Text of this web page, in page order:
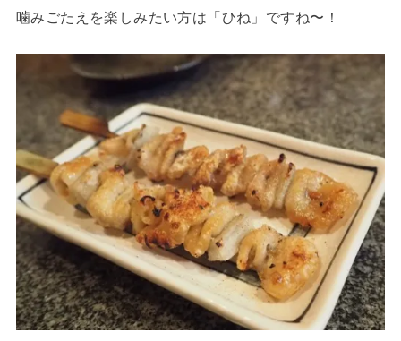
噛みごたえを楽しみたい方は「ひね」ですね〜！